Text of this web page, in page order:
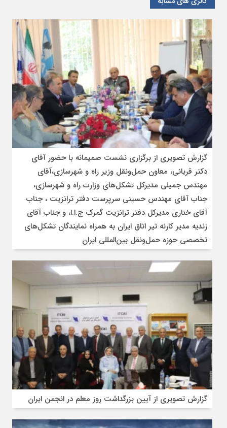
گزارش تصویری از برگزاری نشست صمیمانه با حضور آقای
دکتر قربانی، معاون حمل‌ونقل وزیر راه و شهرسازی،آقای
مهندس جمیلی مدیرکل تشکل‌های وزارت راه و شهرسازی،
جناب آقای مهندس حسینی سرپرست دفتر ترانزیت ، جناب
آقای خناری مدیرکل دفتر ترانزیت گمرک ج.ا.ا، و جناب آقای
زندیه مدیر کارنه تیر اتاق ایران به همراه نمایندگان تشکل‌های
تخصصی حوزه حمل‌ونقل بین‌المللی ایران
گزارش تصویری از آیین بزرگداشت روز معلم در انجمن ایران